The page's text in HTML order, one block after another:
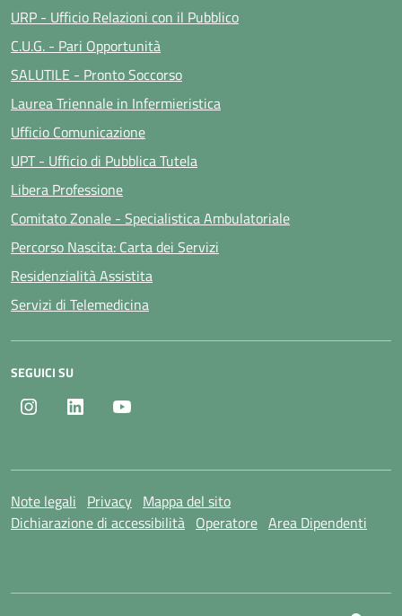
URP - Ufficio Relazioni con il Pubblico
C.U.G. - Pari Opportunità
SALUTILE - Pronto Soccorso
Laurea Triennale in Infermieristica
Ufficio Comunicazione
UPT - Ufficio di Pubblica Tutela
Libera Professione
Comitato Zonale - Specialistica Ambulatoriale
Percorso Nascita: Carta dei Servizi
Residenzialità Assistita
Servizi di Telemedicina
SEGUICI SU
Instagram LinkedIn
Note legali Privacy Mappa del sito
Dichiarazione di accessibilità Operatore Area Dipendenti